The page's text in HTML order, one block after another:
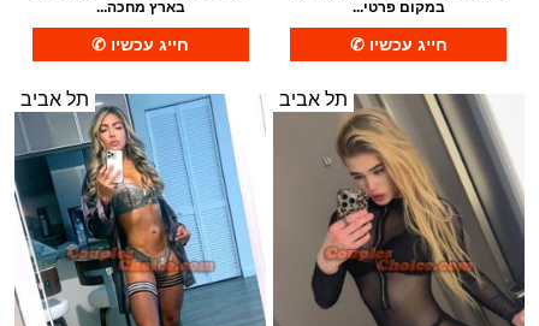
במקום פרטי...
בארץ מחכה...
תל אביב תל אביב